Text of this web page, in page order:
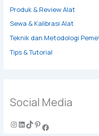
Produk & Review Alat
Sewa & Kalibrasi Alat
Teknik dan Metodologi
Tips & Tutorial
Social Media